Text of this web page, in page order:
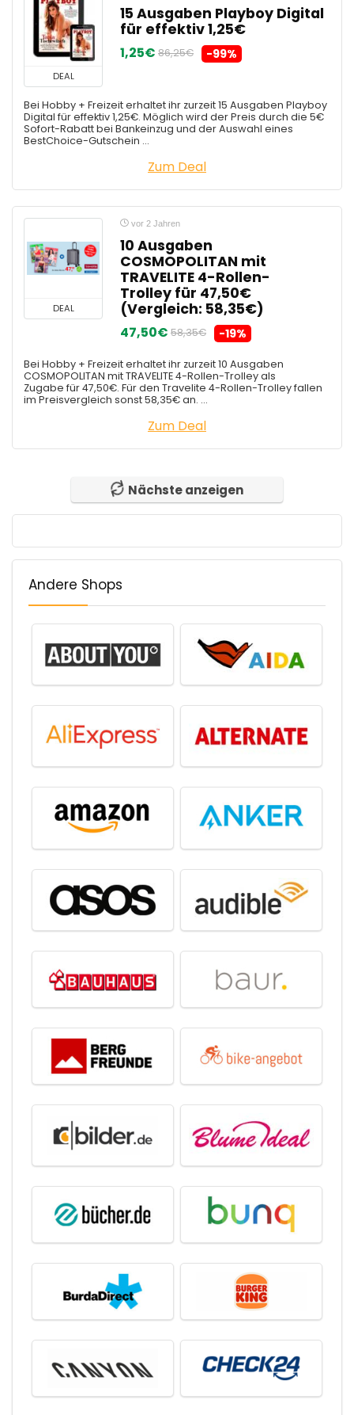
DEAL
15 Ausgaben Playboy Digital
für effektiv 1,25€
1,25€ 86,25€ -99%
Bei Hobby + Freizeit erhaltet ihr zurzeit 15 Ausgaben Playboy
Digital für effektiv 1,25€. Möglich wird der Preis durch die 5€
Sofort-Rabatt bei Bankeinzug und der Auswahl eines
BestChoice-Gutschein ...
Zum Deal
DEAL
vor 2 Jahren
10 Ausgaben
COSMOPOLITAN mit
TRAVELITE 4-Rollen-
Trolley für 47,50€
(Vergleich: 58,35€)
47,50€ 58,35€ -19%
Bei Hobby + Freizeit erhaltet ihr zurzeit 10 Ausgaben
COSMOPOLITAN mit TRAVELITE 4-Rollen-Trolley als
Zugabe für 47,50€. Für den Travelite 4-Rollen-Trolley fallen
im Preisvergleich sonst 58,35€ an. ...
Zum Deal
Nächste anzeigen
Andere Shops